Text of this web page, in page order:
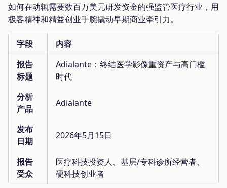
如何在动辄需要数百万美元研发资金的强监管医疗行业，用
极客精神和精益创业手腕撬动早期商业牵引力。
字段
内容
报告
标题
Adialante：终结医学影像重资产与高门槛
时代
分析
产品
Adialante
发布
日期
2026年5月15日
报告
受众
医疗科技投资人、基层/专科诊所经营者、
硬科技创业者